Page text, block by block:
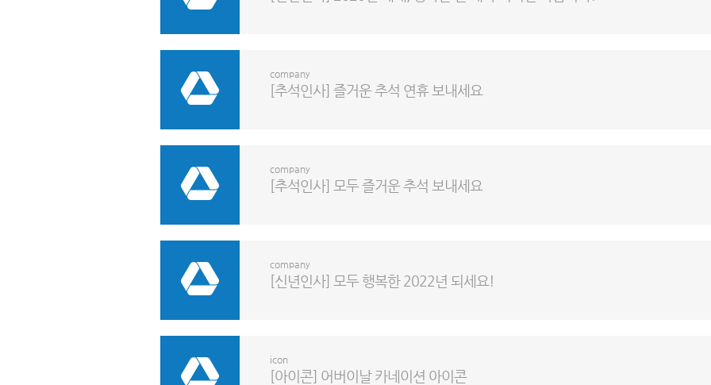
company
[추석인사] 즐거운 추석 연휴 보내세요
company
[추석인사] 모두 즐거운 추석 보내세요
company
[신년인사] 모두 행복한 2022년 되세요!
icon
[아이콘] 어버이날 카네이션 아이콘